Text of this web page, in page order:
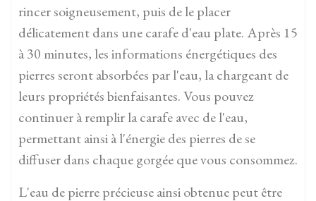
rincer soigneusement, puis de le placer
délicatement dans une carafe d'eau plate. Après 15
à 30 minutes, les informations énergétiques des
pierres seront absorbées par l'eau, la chargeant de
leurs propriétés bienfaisantes. Vous pouvez
continuer à remplir la carafe avec de l'eau,
permettant ainsi à l'énergie des pierres de se
diffuser dans chaque gorgée que vous consommez.
L'eau de pierre précieuse ainsi obtenue peut être